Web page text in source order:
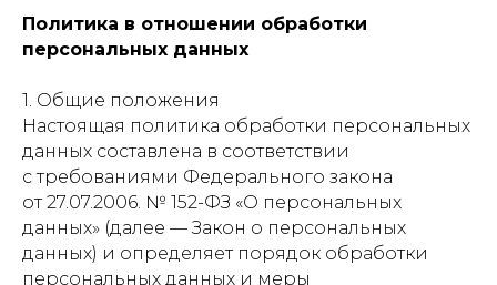
Политика в отношении обработки
персональных данных
1. Общие положения
Настоящая политика обработки персональных
данных составлена в соответствии
с требованиями Федерального закона
от 27.07.2006. № 152-ФЗ «О персональных
данных» (далее — Закон о персональных
данных) и определяет порядок обработки
персональных данных и меры